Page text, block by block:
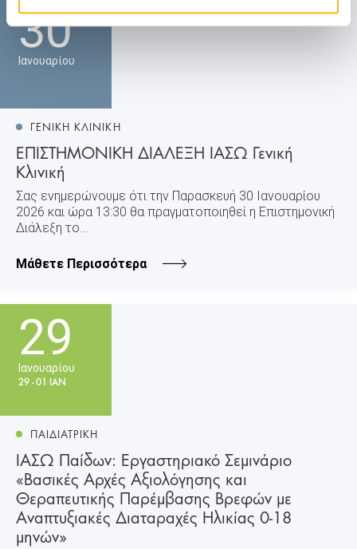
30
Ιανουαρίου
ΓΕΝΙΚΗ ΚΛΙΝΙΚΗ
ΕΠΙΣΤΗΜΟΝΙΚΗ ΔΙΑΛΕΞΗ ΙΑΣΩ Γενική
Κλινική
Σας ενημερώνουμε ότι την Παρασκευή 30 Ιανουαρίου
2026 και ώρα 13:30 θα πραγματοποιηθεί η Επιστημονική
Διάλεξη το...
Μάθετε Περισσότερα
29
Ιανουαρίου
29 - 01 ΙΑΝ
ΠΑΙΔΙΑΤΡΙΚΗ
ΙΑΣΩ Παίδων: Εργαστηριακό Σεμινάριο
«Βασικές Αρχές Αξιολόγησης και
Θεραπευτικής Παρέμβασης Βρεφών με
Αναπτυξιακές Διαταραχές Ηλικίας 0-18
μηνών»